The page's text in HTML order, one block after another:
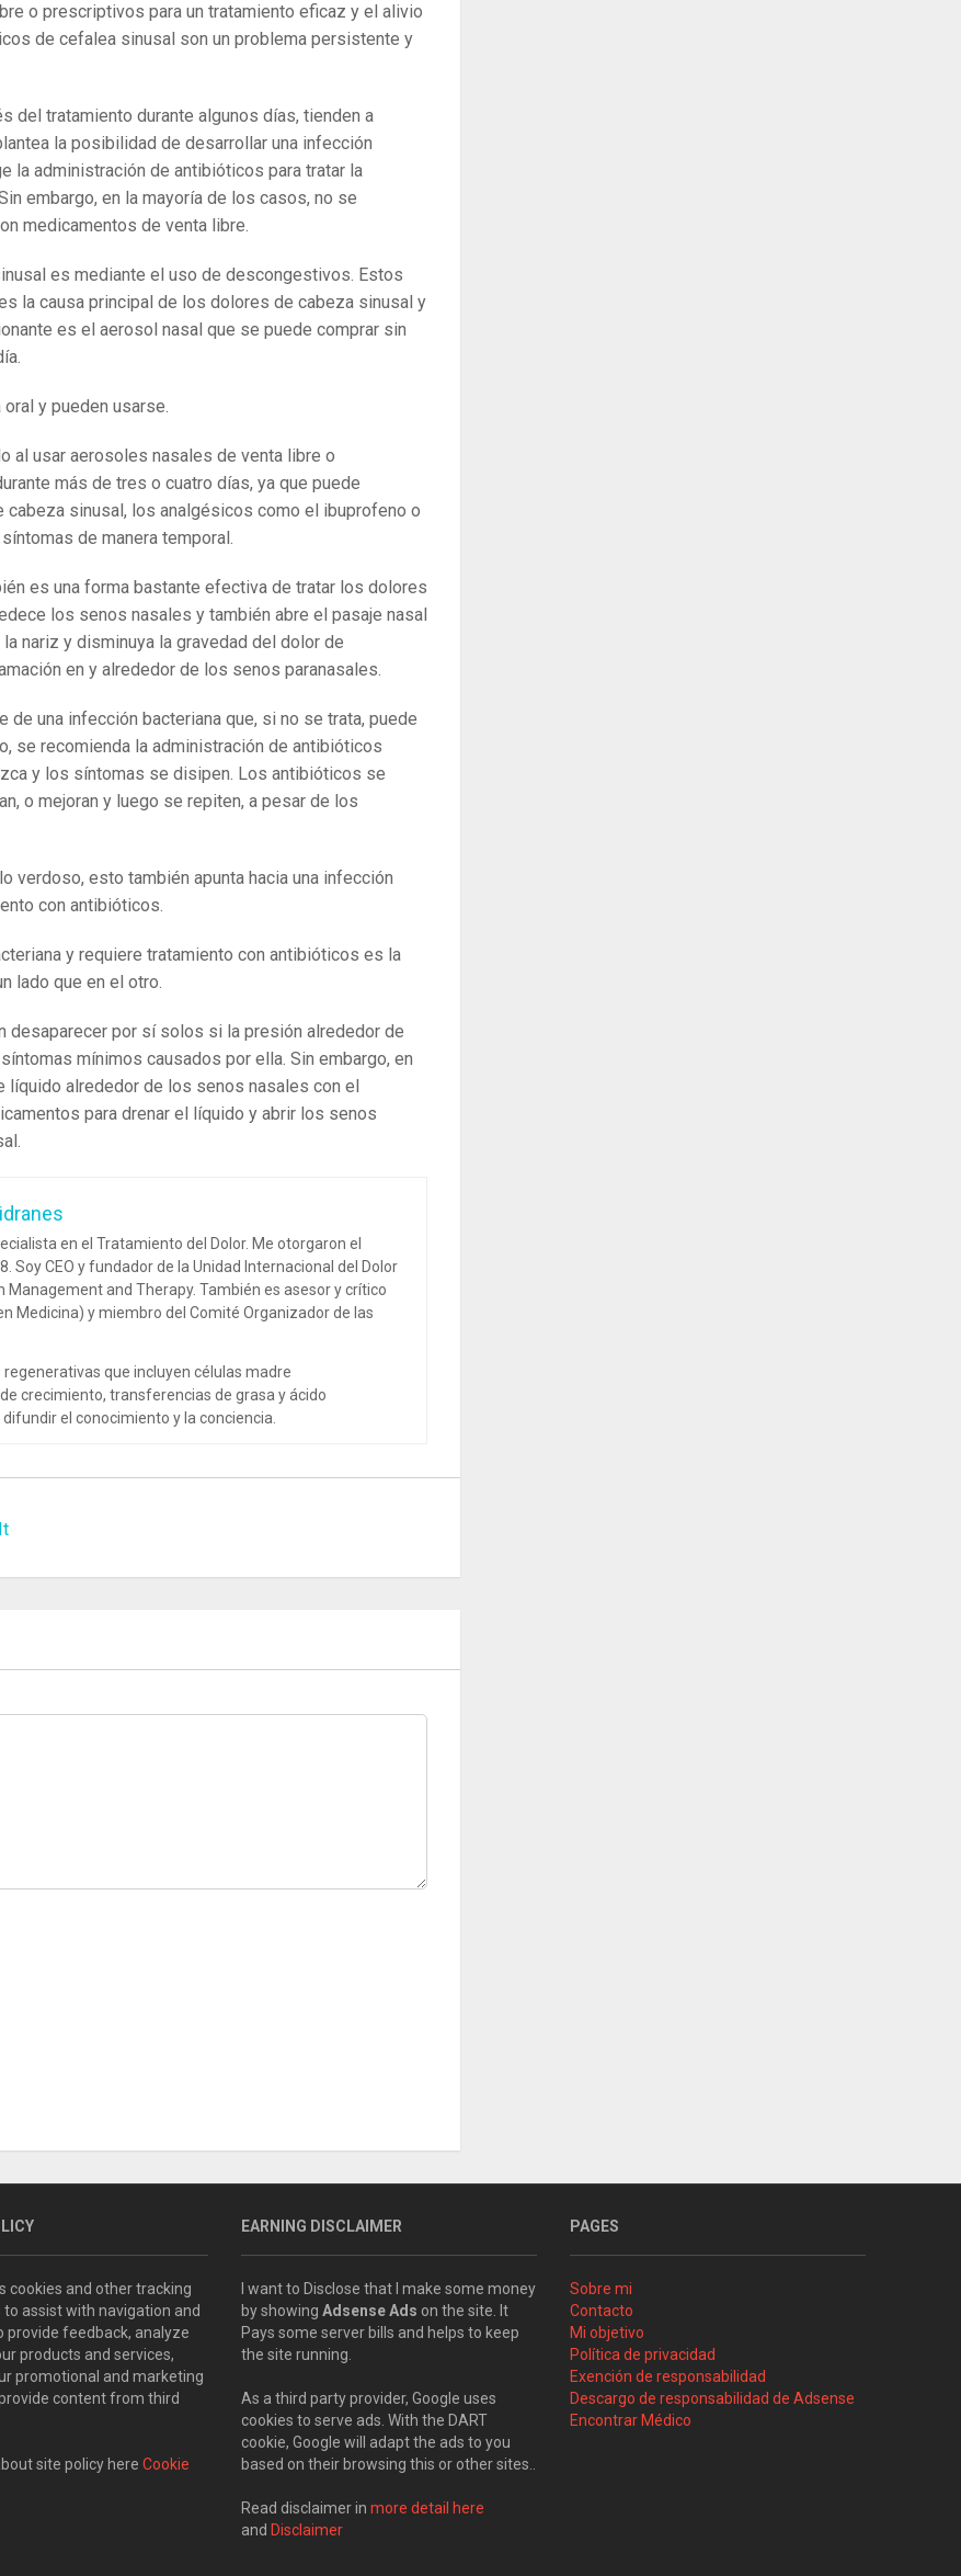
o prescriptivos para un tratamiento eficaz y el alivio
de cefalea sinusal son un problema persistente y
del tratamiento durante algunos días, tienden a
la posibilidad de desarrollar una infección
la administración de antibióticos para tratar la
embargo, en la mayoría de los casos, no se
medicamentos de venta libre.
es mediante el uso de descongestivos. Estos
la causa principal de los dolores de cabeza sinusal y
es el aerosol nasal que se puede comprar sin
y pueden usarse.
al usar aerosoles nasales de venta libre o
más de tres o cuatro días, ya que puede
sinusal, los analgésicos como el ibuprofeno o
de manera temporal.
es una forma bastante efectiva de tratar los dolores
los senos nasales y también abre el pasaje nasal
nariz y disminuya la gravedad del dolor de
en y alrededor de los senos paranasales.
una infección bacteriana que, si no se trata, puede
se recomienda la administración de antibióticos
y los síntomas se disipen. Los antibióticos se
o mejoran y luego se repiten, a pesar de los
verdoso, esto también apunta hacia una infección
con antibióticos.
y requiere tratamiento con antibióticos es la
lado que en el otro.
desaparecer por sí solos si la presión alrededor de
mínimos causados ​​por ella. Sin embargo, en
líquido alrededor de los senos nasales con el
para drenar el líquido y abrir los senos
en el Tratamiento del Dolor. Me otorgaron el
Soy CEO y fundador de la Unidad Internacional del Dolor
Management and Therapy. También es asesor y crítico
Medicina) y miembro del Comité Organizador de las
que incluyen células madre
crecimiento, transferencias de grasa y ácido
el conocimiento y la conciencia.
cookies and other tracking
assist with navigation and
provide feedback, analyze
products and services,
promotional and marketing
content from third
site policy here Cookie
EARNING DISCLAIMER
I want to Disclose that I make some money
by showing Adsense Ads on the site. It
Pays some server bills and helps to keep
the site running.
As a third party provider, Google uses
cookies to serve ads. With the DART
cookie, Google will adapt the ads to you
based on their browsing this or other sites..
Read disclaimer in more detail here
and Disclaimer
PAGES
Sobre mi
Contacto
Mi objetivo
Política de privacidad
Exención de responsabilidad
Descargo de responsabilidad de Adsense
Encontrar Médico